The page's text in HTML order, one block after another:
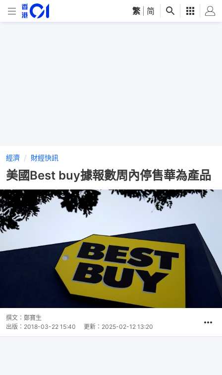
繁 简
經濟 財經快訊
美國Best buy據報數周內停售華為產品
撰文： 鄭寶生
出版： 2018-03-22 15:40 更新： 2025-02-12 13:20